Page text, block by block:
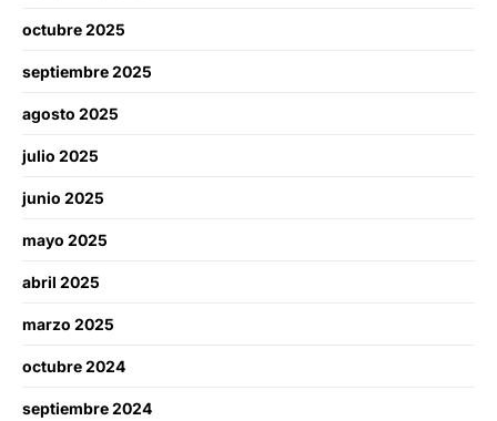
octubre 2025
septiembre 2025
agosto 2025
julio 2025
junio 2025
mayo 2025
abril 2025
marzo 2025
octubre 2024
septiembre 2024